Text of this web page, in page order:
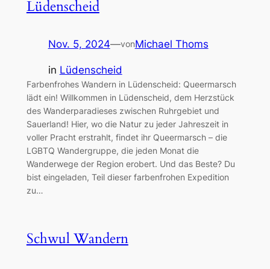
Lüdenscheid
Nov. 5, 2024—vonMichael Thoms
in Lüdenscheid
Farbenfrohes Wandern in Lüdenscheid: Queermarsch
lädt ein! Willkommen in Lüdenscheid, dem Herzstück
des Wanderparadieses zwischen Ruhrgebiet und
Sauerland! Hier, wo die Natur zu jeder Jahreszeit in
voller Pracht erstrahlt, findet ihr Queermarsch – die
LGBTQ Wandergruppe, die jeden Monat die
Wanderwege der Region erobert. Und das Beste? Du
bist eingeladen, Teil dieser farbenfrohen Expedition
zu…
Schwul Wandern